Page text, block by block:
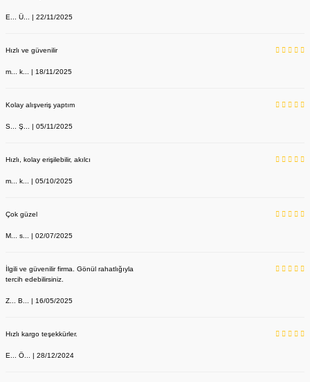
YENİ ÜRÜN
E... Ü... | 22/11/2025
Hızlı ve güvenilir
m... k... | 18/11/2025
Kolay alışveriş yaptım
S... Ş... | 05/11/2025
Hızlı, kolay erişilebilir, akılcı
m... k... | 05/10/2025
Çok güzel
M... s... | 02/07/2025
İlgili ve güvenilir firma. Gönül rahatlığıyla
tercih edebilirsiniz.
Z... B... | 16/05/2025
Hızlı kargo teşekkürler.
E... Ö... | 28/12/2024